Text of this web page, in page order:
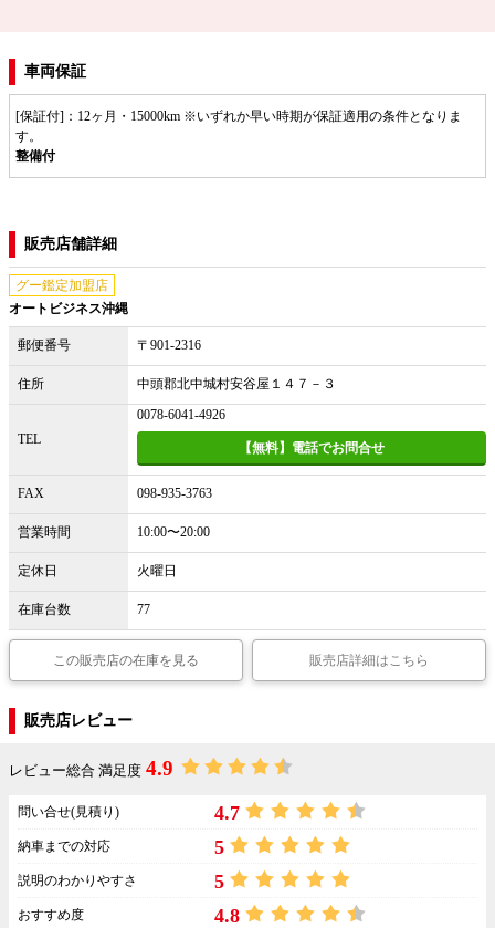
車両保証
[保証付]：12ヶ月・15000km ※いずれか早い時期が保証適用の条件となりま
す。
整備付
販売店舗詳細
グー鑑定加盟店
オートビジネス沖縄
郵便番号 〒901-2316
住所 中頭郡北中城村安谷屋１４７－３
TEL
0078-6041-4926
【無料】電話でお問合せ
FAX 098-935-3763
営業時間 10:00〜20:00
定休日 火曜日
在庫台数 77
この販売店の在庫を見る 販売店詳細はこちら
販売店レビュー
レビュー総合 満足度 4.9
問い合せ(見積り) 4.7
納車までの対応 5
説明のわかりやすさ 5
おすすめ度 4.8